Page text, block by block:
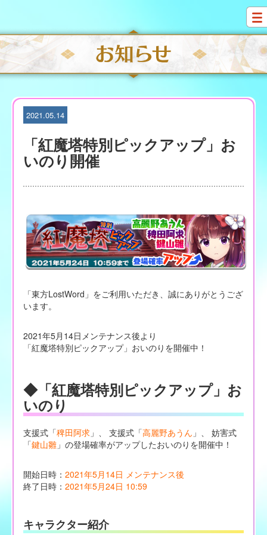
i
p
t
o
c
2021.05.14
「紅魔塔特別ピックアップ」お
いのり開催
「東方LostWord」をご利用いただき、誠にありがとうござ
います。
2021年5月14日メンテナンス後より
「紅魔塔特別ピックアップ」おいのりを開催中！
◆「紅魔塔特別ピックアップ」お
いのり
支援式「稗田阿求」、 支援式「高麗野あうん 」、 妨害式
「鍵山雛」の登場確率がアップしたおいのりを開催中！
開始日時： 2021年5月14日 メンテナンス後
終了日時： 2021年5月24日 10:59
キャラクター紹介